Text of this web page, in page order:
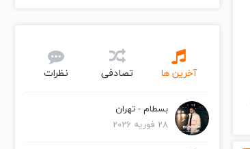
آخرین ها تصادفی نظرات
بسطام - تهران
28 فوریه 2026